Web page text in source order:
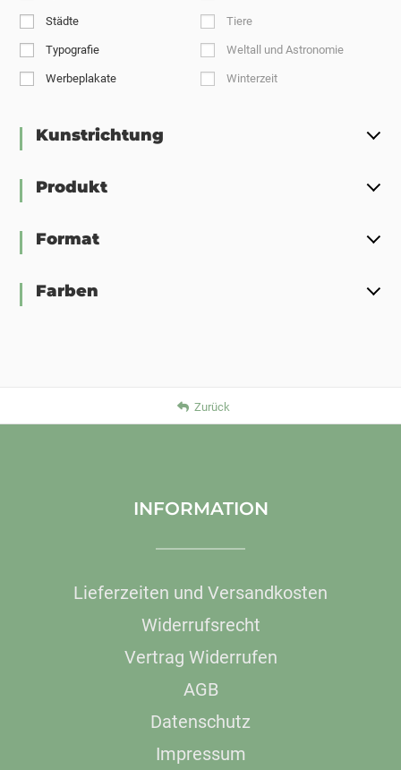
Städte Tiere
Typografie Weltall und Astronomie
Werbeplakate Winterzeit
Kunstrichtung
Produkt
Format
Farben
Zurück
INFORMATION
Lieferzeiten und Versandkosten
Widerrufsrecht
Vertrag Widerrufen
AGB
Datenschutz
Impressum